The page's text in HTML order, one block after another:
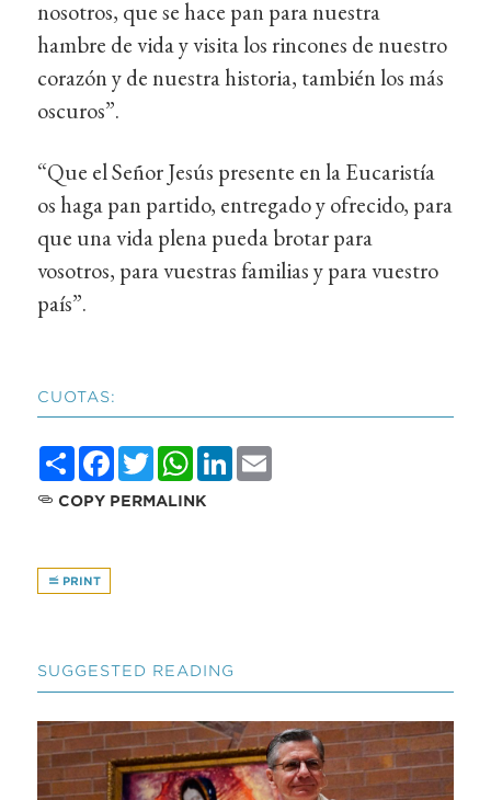
nosotros, que se hace pan para nuestra
hambre de vida y visita los rincones de nuestro
corazón y de nuestra historia, también los más
oscuros”.
“Que el Señor Jesús presente en la Eucaristía
os haga pan partido, entregado y ofrecido, para
que una vida plena pueda brotar para
vosotros, para vuestras familias y para vuestro
país”.
CUOTAS:
ShareFacebook
TwitterWhatsApp
LinkedIn
COPY PERMALINK
PRINT
SUGGESTED READING